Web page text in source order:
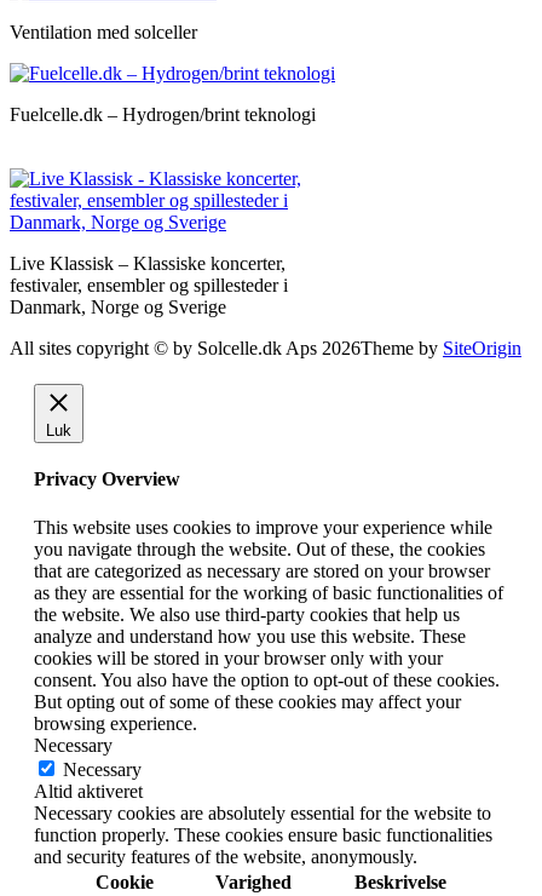
Ventilation med solceller
Fuelcelle.dk – Hydrogen/brint teknologi
Live Klassisk – Klassiske koncerter,
festivaler, ensembler og spillesteder i
Danmark, Norge og Sverige
All sites copyright © by Solcelle.dk Aps 2026Theme by SiteOrigin
Luk
Privacy Overview
This website uses cookies to improve your experience while
you navigate through the website. Out of these, the cookies
that are categorized as necessary are stored on your browser
as they are essential for the working of basic functionalities of
the website. We also use third-party cookies that help us
analyze and understand how you use this website. These
cookies will be stored in your browser only with your
consent. You also have the option to opt-out of these cookies.
But opting out of some of these cookies may affect your
browsing experience.
Necessary
Necessary
Altid aktiveret
Necessary cookies are absolutely essential for the website to
function properly. These cookies ensure basic functionalities
and security features of the website, anonymously.
Cookie
Varighed Beskrivelse